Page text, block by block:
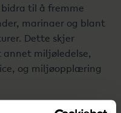
til å fremme
marinaer og blant
Dette skjer
miljøledelse,
og miljøopplæring